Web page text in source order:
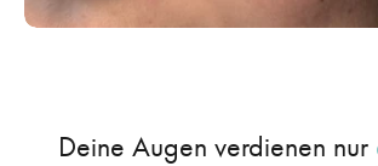
Deine Augen verdienen nur